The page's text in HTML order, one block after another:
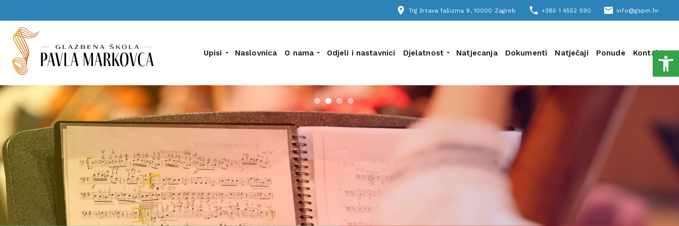
place Trg žrtava fašizma 9, 10000 Zagreb phone +385 1 4552 590 email info@gspm.hr
Upisi Naslovnica O nama Odjeli i nastavnici Djelatnost Natjecanja Dokumenti Natječaji Ponude Kontakt